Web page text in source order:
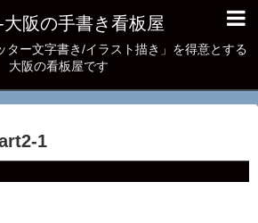
大阪の手書き看板屋
ター文字書き/イラスト描き」を得意とする
大阪の看板屋です
1